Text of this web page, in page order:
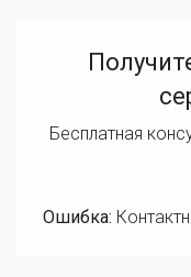
Бесплатная
Ошибка: